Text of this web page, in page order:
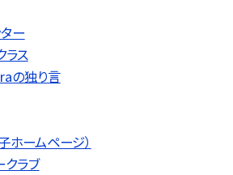
ー
ラス
の独り言
ホームページ）
ラブ